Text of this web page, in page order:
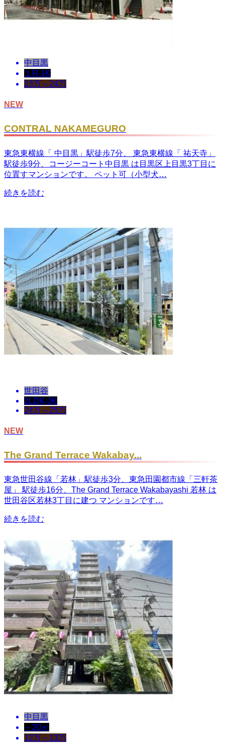
中目黒
１R-1K
23万～24万
NEW
CONTRAL NAKAMEGURO
東急東横線「 中目黒」駅徒歩7分、 東急東横線「 祐天寺」
駅徒歩9分、コージーコート中目黒 は目黒区上目黒3丁目に
位置すマンションです。 ペット可（小型犬…
続きを読む
世田谷
2LDK-3K
24万～25万
NEW
The Grand Terrace Wakabay...
東急世田谷線「若林」駅徒歩3分、東急田園都市線「三軒茶
屋」 駅徒歩16分、The Grand Terrace Wakabayashi 若林 は
世田谷区若林3丁目に建つ マンションです…
続きを読む
中目黒
～20㎡
12万～13万